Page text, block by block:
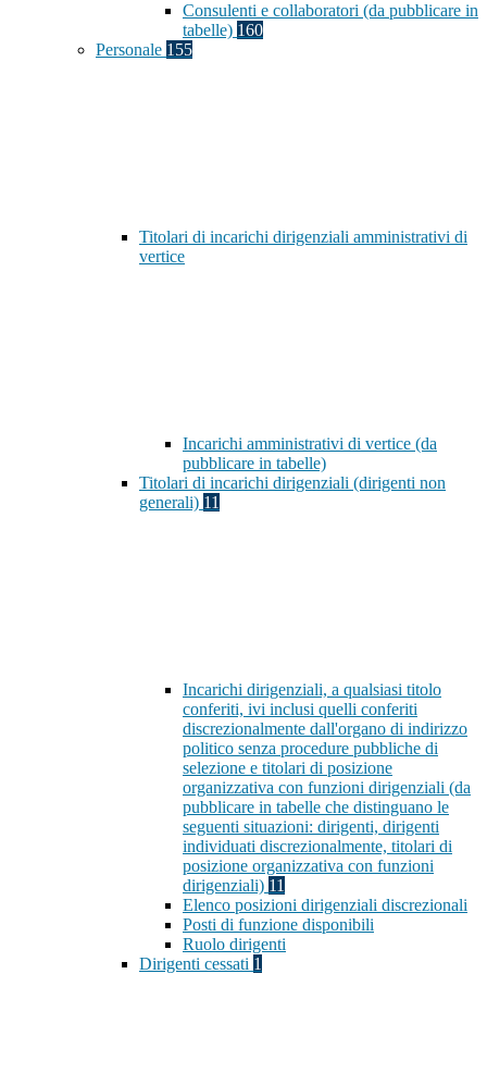
Consulenti e collaboratori (da pubblicare in
tabelle) 160
Personale 155
Titolari di incarichi dirigenziali amministrativi di
vertice
Incarichi amministrativi di vertice (da
pubblicare in tabelle)
Titolari di incarichi dirigenziali (dirigenti non
generali) 11
Incarichi dirigenziali, a qualsiasi titolo
conferiti, ivi inclusi quelli conferiti
discrezionalmente dall'organo di indirizzo
politico senza procedure pubbliche di
selezione e titolari di posizione
organizzativa con funzioni dirigenziali (da
pubblicare in tabelle che distinguano le
seguenti situazioni: dirigenti, dirigenti
individuati discrezionalmente, titolari di
posizione organizzativa con funzioni
dirigenziali) 11
Elenco posizioni dirigenziali discrezionali
Posti di funzione disponibili
Ruolo dirigenti
Dirigenti cessati 1